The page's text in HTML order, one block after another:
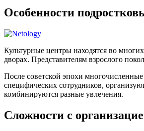
Особенности
Культурные центры находятся во
дворах. Представителям взрослого
После советской эпохи
специфических сотрудников,
комбинируются разные увлечения.
Сложности с